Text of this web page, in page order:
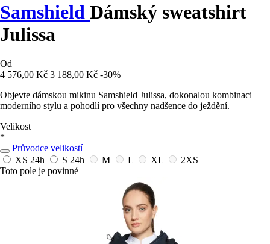
Samshield Dámský sweatshirt
Julissa
Od
4 576,00 Kč 3 188,00 Kč -30%
Objevte dámskou mikinu Samshield Julissa, dokonalou kombinaci
moderního stylu a pohodlí pro všechny nadšence do ježdění.
Velikost
*
Průvodce velikostí
XS 24h S 24h M L XL
2XS
Toto pole je povinné